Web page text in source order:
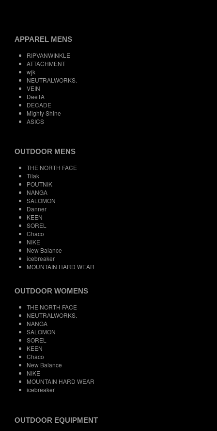
APPAREL MENS
RIPVANWINKLE
ATTACHMENT
wjk
NEUTRALWORKS.
VEIN
DeeTA
DECADE
Mighty Shine
ASICS
OUTDOOR MENS
THE NORTH FACE
Tilak
POUTNIK
NANGA
SALOMON
Danner
KEEN
SOREL
Chaco
NIKE
New Balance
icebreaker
MOUNTAIN HARD WEAR
OUTDOOR WOMENS
THE NORTH FACE
NEUTRALWORKS.
NANGA
SALOMON
SOREL
KEEN
Chaco
New Balance
NIKE
MOUNTAIN HARD WEAR
icebreaker
OUTDOOR EQUIPMENT